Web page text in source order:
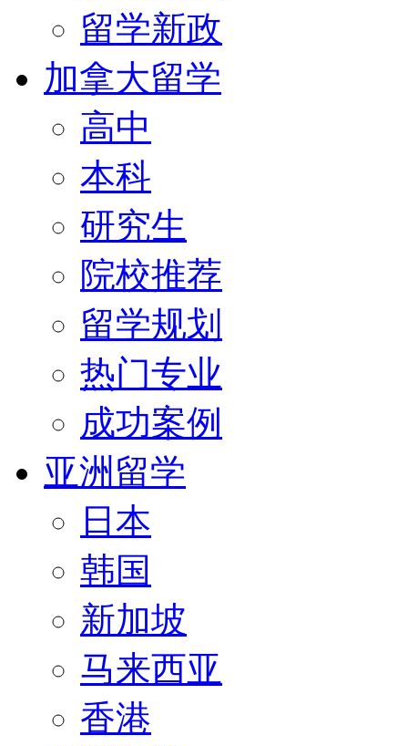
留学新政
加拿大留学
高中
本科
研究生
院校推荐
留学规划
热门专业
成功案例
亚洲留学
日本
韩国
新加坡
马来西亚
香港